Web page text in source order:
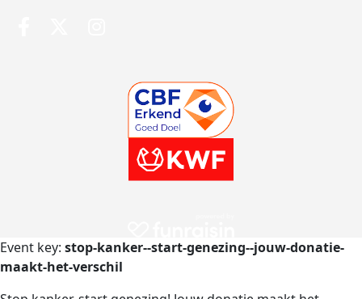
Event key: stop-kanker--start-genezing--jouw-donatie-
maakt-het-verschil